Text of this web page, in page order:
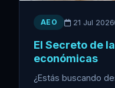
AEO 21 Jul 2026
El Secreto de
económicas
¿Estás buscando